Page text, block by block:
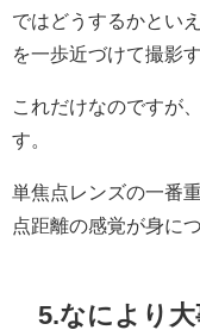
ではどうするかとい
を一歩近づけて撮影
これだけなのですが
す。
単焦点レンズの一番
点距離の感覚が身に
5.なにより